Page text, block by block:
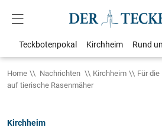
Teckbotenpokal Kirchheim Rund
Home Nachrichten Kirchheim
Für
auf tierische Rasenmäher
Kirchheim